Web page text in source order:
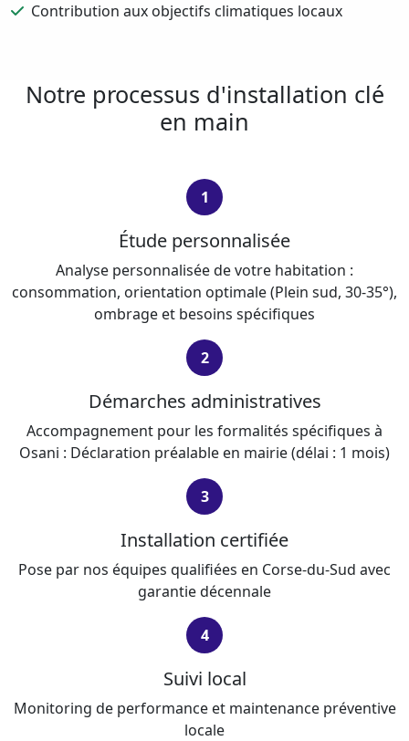
Contribution aux objectifs climatiques locaux
Notre processus d'installation clé
en main
1
Étude personnalisée
Analyse personnalisée de votre habitation :
consommation, orientation optimale (Plein sud, 30-35°),
ombrage et besoins spécifiques
2
Démarches administratives
Accompagnement pour les formalités spécifiques à
Osani : Déclaration préalable en mairie (délai : 1 mois)
3
Installation certifiée
Pose par nos équipes qualifiées en Corse-du-Sud avec
garantie décennale
4
Suivi local
Monitoring de performance et maintenance préventive
locale